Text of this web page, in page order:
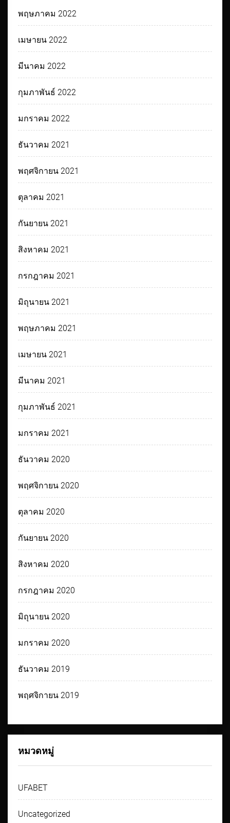
พฤษภาคม 2022
เมษายน 2022
มีนาคม 2022
กุมภาพันธ์ 2022
มกราคม 2022
ธันวาคม 2021
พฤศจิกายน 2021
ตุลาคม 2021
กันยายน 2021
สิงหาคม 2021
กรกฎาคม 2021
มิถุนายน 2021
พฤษภาคม 2021
เมษายน 2021
มีนาคม 2021
กุมภาพันธ์ 2021
มกราคม 2021
ธันวาคม 2020
พฤศจิกายน 2020
ตุลาคม 2020
กันยายน 2020
สิงหาคม 2020
กรกฎาคม 2020
มิถุนายน 2020
มกราคม 2020
ธันวาคม 2019
พฤศจิกายน 2019
หมวดหมู่
UFABET
Uncategorized